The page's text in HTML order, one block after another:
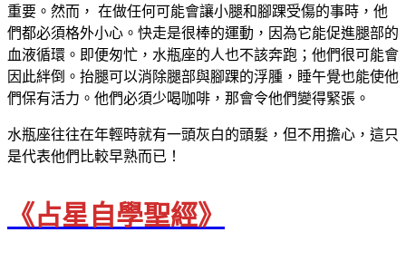
重要。然而， 在做任何可能會讓小腿和腳踝受傷的事時，他
們都必須格外小心。快走是很棒的運動，因為它能促進腿部的
血液循環。即便匆忙，水瓶座的人也不該奔跑；他們很可能會
因此絆倒。抬腿可以消除腿部與腳踝的浮腫，睡午覺也能使他
們保有活力。他們必須少喝咖啡，那會令他們變得緊張。
水瓶座往往在年輕時就有一頭灰白的頭髮，但不用擔心，這只
是代表他們比較早熟而已！
《占星自學聖經》